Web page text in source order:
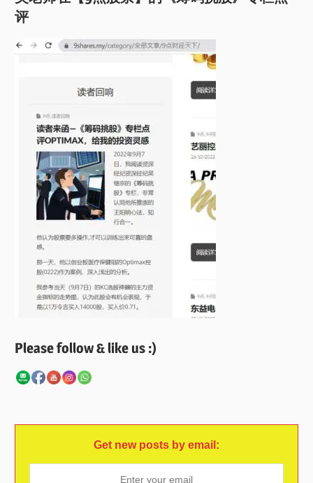
评
Please follow & like us :)
Get new posts by email: